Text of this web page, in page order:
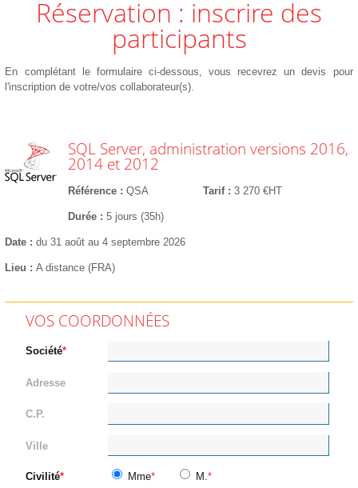
Réservation : inscrire des
participants
En complétant le formulaire ci-dessous, vous recevrez un devis pour
l'inscription de votre/vos collaborateur(s).
SQL Server, administration versions 2016,
2014 et 2012
Référence QSA Tarif 3 270 €HT
Durée 5 jours (35h)
Date du 31 août au 4 septembre 2026
Lieu A distance (FRA)
VOS COORDONNÉES
Société
Adresse
C.P.
Ville
Civilité Mme M.